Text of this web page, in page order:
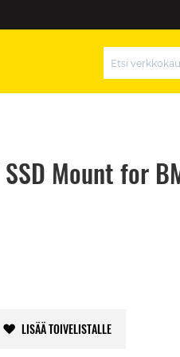
Mount for
LISÄÄ TOIVELISTALLE